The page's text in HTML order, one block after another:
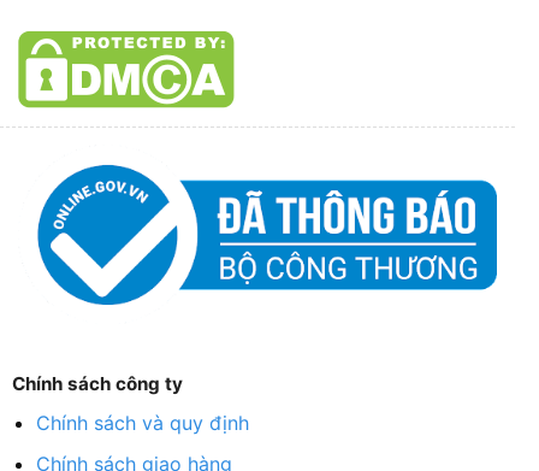
Chính sách công ty
Chính sách và quy định
Chính sách giao hàng